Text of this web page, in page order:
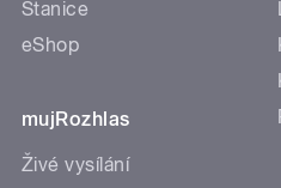
Stanice
eShop
mujRozhlas
Živé vysílání